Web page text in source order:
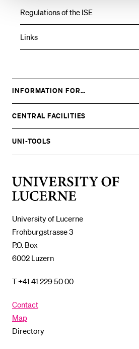
Regulations of the ISE
Links
University of Lucerne
Frohburgstrasse 3
P.O. Box
6002 Luzern
T +41 41 229 50 00
Contact
Map
Directory
INFORMATION FOR…
SHOW
THE
SUBMENU
CENTRAL FACILITIES
SHOW
THE
SUBMENU
UNI-TOOLS
SHOW
THE